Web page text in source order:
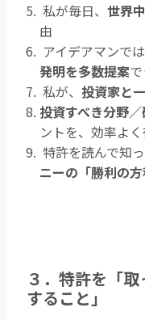
私が毎日、 世界
由
アイデアマンで
発明を多数提案
私が、 投資家と
投資すべき分野
ントを、効率よ
特許を読んで知っ
ニーの「勝利の方
３．特許を「
すること」